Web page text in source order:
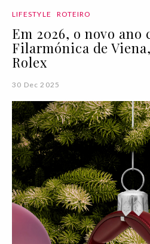
LIFESTYLE ROTEIRO
Em 2026, o novo ano
Filarmónica de
Rolex
30 Dec 2025